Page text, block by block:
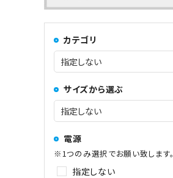
コーヒーマシン関連
その他
カテゴリ
サイズから選ぶ
電源
※1つのみ選択でお願い致します。
指定しない